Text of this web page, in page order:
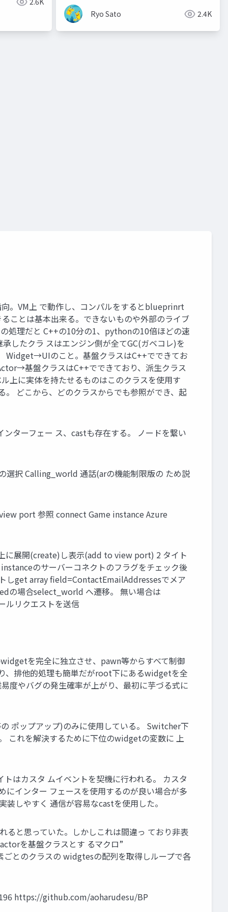
Ryo Sato
2.4K
。VM上 で動作し、コンパルをするとblueprinrt
とは基本出来る。できないものや外部のライブ
処理だと C++の10分の1、pythonの10倍ほどの速
したクラ スはエンジン側が全てGC(ガベコレ)を
Widget→UIのこと。基盤クラスはC++でできてお
基盤クラスはC++でできており、派生クラス
上に実体を持たせるものはこのクラスを使用す
どこから、どのクラスからでも参照ができ、起
ターフェー ス、castも存在する。 ノードを繋い
択 Calling_world 通話(arの機能制限版の ため説
port 参照 connect Game instance Azure
に展開(create)し表示(add to view port) 2 タイト
のサーバーコネクトのフラグをチェック後
しget array field=ContactEmailAddressesでメア
の場合select_world へ遷移。 無い場合は
ルリクエストを送信
を完全に独立させ、pawn等からすべて制御
排他的処理も簡単だがroot下にあるwidgetを全
度やバグの発生確率が上がり、最初に芋づる式に
ポップアップ)のみに使用している。 Switcher下
これを解決するために下位のwidgetの変数に 上
はカスタ ムイベントを契機に行われる。 カスタ
インター フェースを使用するのが良い場合が多
しやすく 通信が容易なcastを使用した。
と思っていた。しかしこれは間違っ ており非表
を基盤クラスとす るマクロ”
とのクラスの widgtesの配列を取得しループで各
https://github.com/aoharudesu/BP